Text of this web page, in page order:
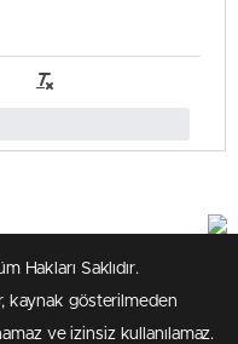
Hakları Saklıdır.
kaynak gösterilmeden
ve izinsiz kullanılamaz.